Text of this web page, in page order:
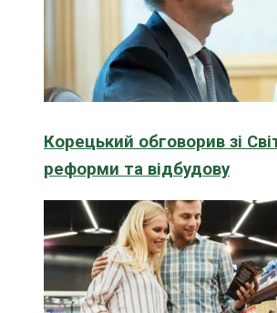
Корецький обговорив зі
реформи та відбудову